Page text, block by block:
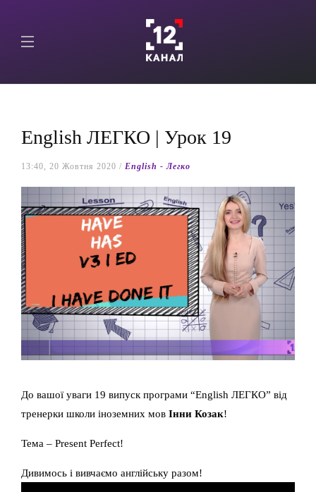
English ЛЕГКО | Урок 19
13:40, 20 Жовтня 2020 / English - Легко
До вашої уваги 19 випуск програми “English ЛЕГКО” від
тренерки школи іноземних мов Інни Козак!
Тема – Present Perfect!
Дивимось і вивчаємо англійську разом!